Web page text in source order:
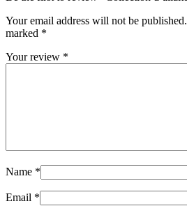
Your email address will not be published.
marked *
Your review *
Name *
Email *